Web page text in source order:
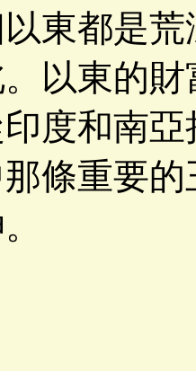
東都是
以東的
度和南
條重要